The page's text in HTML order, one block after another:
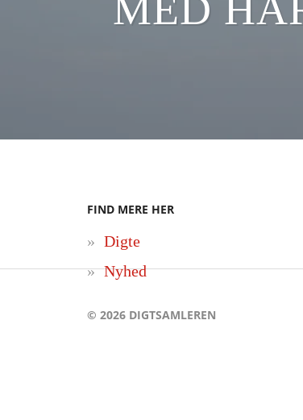
MED
FIND MERE HER
Digte
Nyhed
© 2026 DIGTSAMLEREN